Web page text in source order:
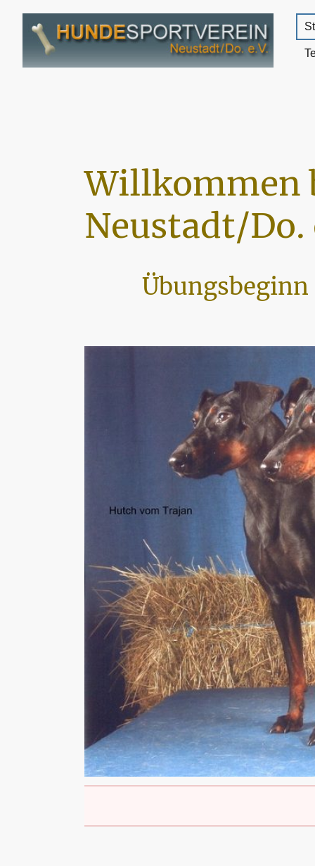
Willkommen
Neustadt/Do.
Übungsbeginn